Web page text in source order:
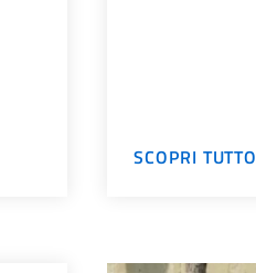
SCOPRI TUTTO